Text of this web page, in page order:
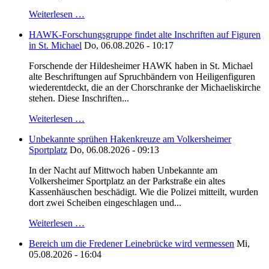
Weiterlesen …
HAWK-Forschungsgruppe findet alte Inschriften auf Figuren
in St. Michael Do, 06.08.2026 - 10:17
Forschende der Hildesheimer HAWK haben in St. Michael
alte Beschriftungen auf Spruchbändern von Heiligenfiguren
wiederentdeckt, die an der Chorschranke der Michaeliskirche
stehen. Diese Inschriften...
Weiterlesen …
Unbekannte sprühen Hakenkreuze am Volkersheimer
Sportplatz Do, 06.08.2026 - 09:13
In der Nacht auf Mittwoch haben Unbekannte am
Volkersheimer Sportplatz an der Parkstraße ein altes
Kassenhäuschen beschädigt. Wie die Polizei mitteilt, wurden
dort zwei Scheiben eingeschlagen und...
Weiterlesen …
Bereich um die Fredener Leinebrücke wird vermessen Mi,
05.08.2026 - 16:04